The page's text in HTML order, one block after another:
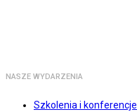
NASZE WYDARZENIA
Szkolenia i konferencje